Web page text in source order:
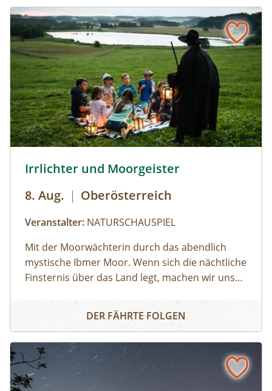
Irrlichter und Moorgeister
8. Aug. | Oberösterreich
Veranstalter: NATURSCHAUSPIEL
Mit der Moorwächterin durch das abendlich
mystische Ibmer Moor. Wenn sich die nächtliche
Finsternis über das Land legt, machen wir uns
Moorkomplex Österreichs finden seltene Tiere
und Pflanzen ideale Lebensbedingungen. Wir
Stimmung und Mystik dieser sagenumwobenen
Urlandschaft und ergründen so manches
Moorgeheimnis.Infos und Buchung:
Irrlichter und Moorgeister
DER FÄHRTE FOLGEN